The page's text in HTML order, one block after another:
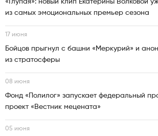
«Глупая»: новый клип Екатерины Волковой
из самых эмоциональных премьер сезона
17 июня
Бойцов прыгнул с башни «Меркурий» и
из стратосферы
08 июня
Фонд «Полилог» запускает федеральный
проект «Вестник мецената»
05 июня